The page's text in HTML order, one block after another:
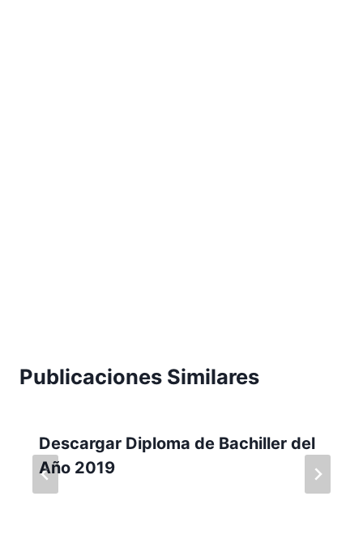
Publicaciones Similares
Descargar Diploma de Bachiller del
Año 2019